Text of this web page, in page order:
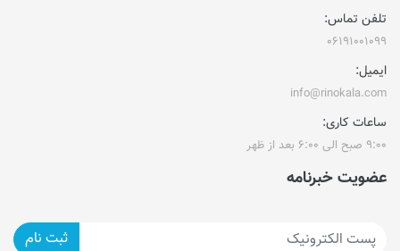
تلفن تماس:
۰۶۱۹۱۰۰۱۰۹۹
ایمیل:
info@rinokala.com
ساعات کاری:
۹:۰۰ صبح الی ۶:۰۰ بعد از ظهر
عضویت خبرنامه
ثبت نام